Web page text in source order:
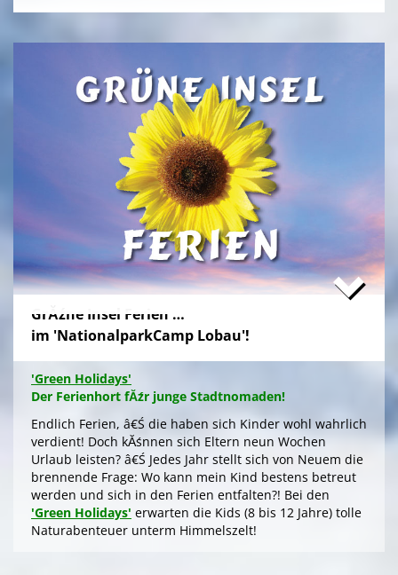
Naturfreunde, die lange Anfahrten meiden und zum
gepflegten Wiese im 'NationalparkCamp' mit
Selbstverpflegung, â€Ś inklusive KĂźhl- und Catering-
Support sowie abendlichem Brennholz fĂźr das
knisternde Lagerfeuer.
Zum stressfreien Kurzurlaub der Familie mit
Freundeskreis im idyllischen GrĂźn-Ambiente, mit
Naturabenteuern bei einer'Green Tour Lobau'
urigen 'Nationalpark Donau-Auen', mit romantischem
Sterngucken und Palavern am knisternden Lagerfeuer
â€Ś fehlt schlicht nur noch Ihre Buchung!
>
'Green Camp Weekend'
'Schlafnester CampLodges'
Exklusive NĂ¤chte â€Ś auf der 'Augenweide'
dem stressigen Alltag und ohne lange Anreise und
aufwendige Zeltausstattung exklusiv nĂ¤chtigen im
grĂźnen Ambiente auf der 'Augenweide', â€Ś in einer
kĂźnstlerisch gestalteten 'CampLodge' im kuscheligen
Schlafsack. Jedes der fĂźnf 'Schlafnester' beherbergt
bis zu fĂźnf Personen.
Gleichwohl ob Familie oder Freundeskreis, â€Ś Sie
logieren in einer schmucken Outdoor-Lounge! FĂźr
angenehmes Raumklima sorgen Fenster an den
GrĂźne Insel Ferien …
im 'NationalparkCamp Lobau'!
'Green Holidays'
Der Ferienhort fĂźr junge Stadtnomaden!
Endlich Ferien, â€Ś die haben sich Kinder wohl wahrlich
verdient! Doch kĂśnnen sich Eltern neun Wochen
Urlaub leisten? â€Ś Jedes Jahr stellt sich von Neuem die
brennende Frage: Wo kann mein Kind bestens betreut
werden und sich in den Ferien entfalten?! Bei den
'Green Holidays' erwarten die Kids (8 bis 12 Jahre) tolle
Naturabenteuer unterm Himmelszelt!